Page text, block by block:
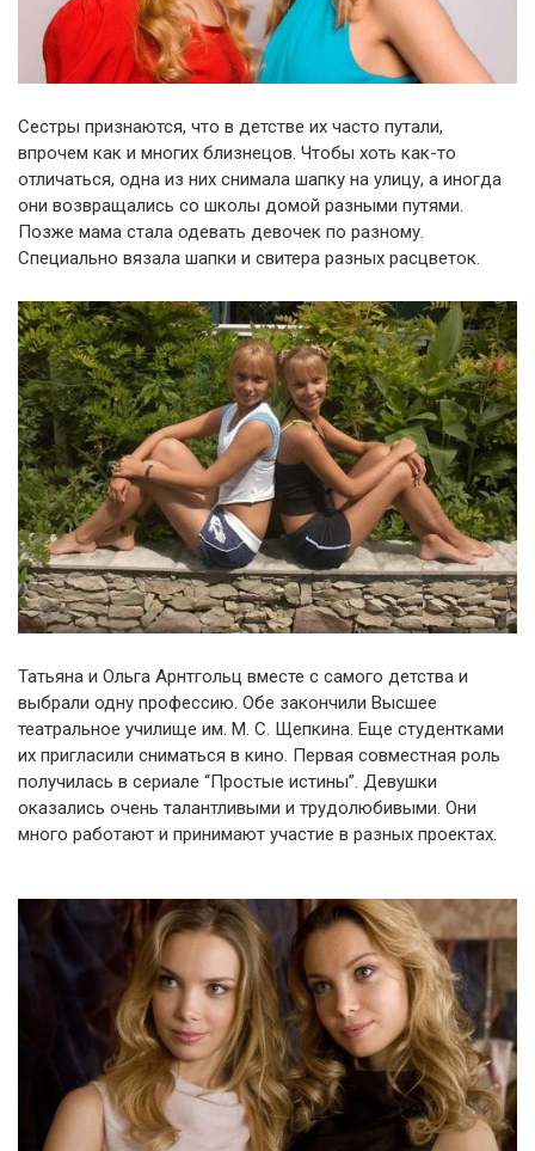
Сестры признаются, что в детстве их часто путали,
впрочем как и многих близнецов. Чтобы хоть как-то
отличаться, одна из них снимала шапку на улицу, а иногда
они возвращались со школы домой разными путями.
Позже мама стала одевать девочек по разному.
Специально вязала шапки и свитера разных расцветок.
Татьяна и Ольга Арнтгольц вместе с самого детства и
выбрали одну профессию. Обе закончили Высшее
театральное училище им. М. С. Щепкина. Еще студентками
их пригласили сниматься в кино. Первая совместная роль
получилась в сериале “Простые истины”. Девушки
оказались очень талантливыми и трудолюбивыми. Они
много работают и принимают участие в разных проектах.